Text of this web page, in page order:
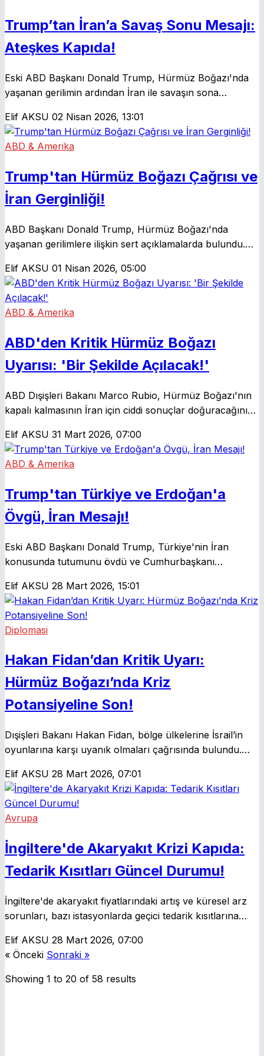
Trump’tan İran’a Savaş Sonu Mesajı:
Ateşkes Kapıda!
Eski ABD Başkanı Donald Trump, Hürmüz Boğazı'nda
yaşanan gerilimin ardından İran ile savaşın sona
hızlandığı belirtilirken, uluslararası kamuoyu gelişmeleri
yakından takip ediyor.
Elif AKSU 02 Nisan 2026, 13:01
ABD & Amerika
Trump'tan Hürmüz Boğazı Çağrısı ve
İran Gerginliği!
ABD Başkanı Donald Trump, Hürmüz Boğazı'nda
yaşanan gerilimlere ilişkin sert açıklamalarda bulundu.
sağlamaları gerektiğini belirtti ve İran ile ilgili kritik
mesajlar verdi.
Elif AKSU 01 Nisan 2026, 05:00
ABD & Amerika
ABD'den Kritik Hürmüz Boğazı
Uyarısı: 'Bir Şekilde Açılacak!'
ABD Dışişleri Bakanı Marco Rubio, Hürmüz Boğazı'nın
kapalı kalmasının İran için ciddi sonuçlar doğuracağını
tehdit ederken, boğazın yeniden açılması için diplomatik
baskılar artıyor.
Elif AKSU 31 Mart 2026, 07:00
ABD & Amerika
Trump'tan Türkiye ve Erdoğan'a
Övgü, İran Mesajı!
Eski ABD Başkanı Donald Trump, Türkiye'nin İran
konusunda tutumunu övdü ve Cumhurbaşkanı
kalan hedeflere işaret etti ve Hürmüz Boğazı hakkında
önemli açıklamalarda bulundu.
Elif AKSU 28 Mart 2026, 15:01
Diplomasi
Hakan Fidan’dan Kritik Uyarı:
Hürmüz Boğazı’nda Kriz
Potansiyeline Son!
Dışişleri Bakanı Hakan Fidan, bölge ülkelerine İsrail’in
oyunlarına karşı uyanık olmaları çağrısında bulundu.
bölgesel barışa zarar vereceğini vurguladı.
Elif AKSU 28 Mart 2026, 07:01
Avrupa
İngiltere'de Akaryakıt Krizi Kapıda:
Tedarik Kısıtları Güncel Durumu!
İngiltere'de akaryakıt fiyatlarındaki artış ve küresel arz
sorunları, bazı istasyonlarda geçici tedarik kısıtlarına
teslimatların aksamasına yol açarken uzmanlar bu
sorunun sürebileceği uyarısında bulunuyor.
Elif AKSU 28 Mart 2026, 07:00
« Önceki Sonraki »
Showing 1 to 20 of 58 results